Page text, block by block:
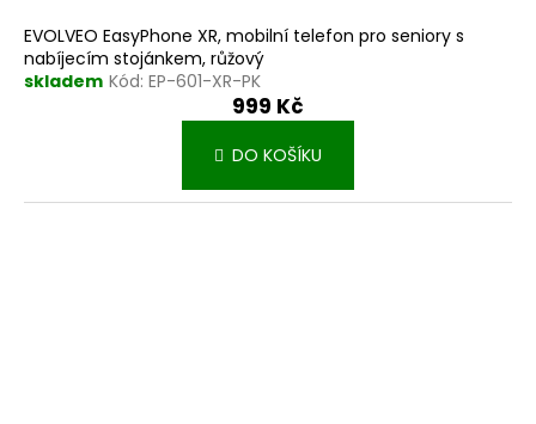
EVOLVEO EasyPhone XR, mobilní telefon pro seniory s
nabíjecím stojánkem, růžový
skladem Kód: EP-601-XR-PK
999 Kč
DO KOŠÍKU